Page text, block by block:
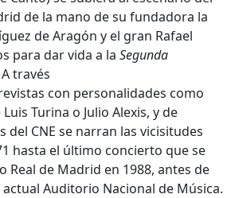
de la mano de su fundadora la
de Aragón y el gran Rafael
para dar vida a la Segunda
través
con personalidades como
Turina o Julio Alexis, y de
CNE se narran las vicisitudes
hasta el último concierto que se
Real de Madrid en 1988, antes de
Auditorio Nacional de Música.